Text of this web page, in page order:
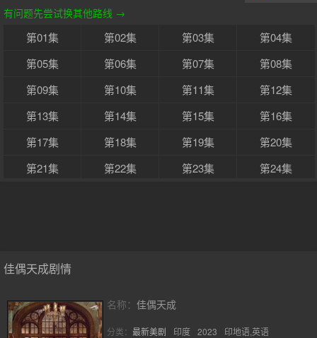
有问题先尝试换其他路线 →
第01集 第02集 第03集
第04集
第05集
第06集 第07集
第08集
第09集
第10集 第11集
第12集
第13集
第14集 第15集
第16集
第17集
第18集 第19集
第20集
第21集
第22集 第23集
第24集
第37集
佳偶天成剧情
名称： 佳偶天成
分类： 最新美剧 印度 2023 印地语,英语